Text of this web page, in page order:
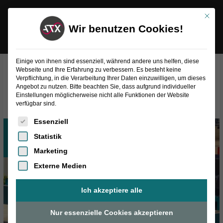
November 2023
Nov.
20
2023
Mit
Wir benutzen Cookies!
Einige von ihnen sind essenziell, während andere uns helfen, diese
Webseite und Ihre Erfahrung zu verbessern. Es besteht keine
Verpflichtung, in die Verarbeitung Ihrer Daten einzuwilligen, um dieses
Angebot zu nutzen. Bitte beachten Sie, dass aufgrund individueller
Einstellungen möglicherweise nicht alle Funktionen der Website
verfügbar sind.
Es folgt eine Liste der Service-Gruppen, für die eine
Essenziell
Statistik
Marketing
Externe Medien
Ich akzeptiere alle
Nur essenzielle Cookies akzeptieren